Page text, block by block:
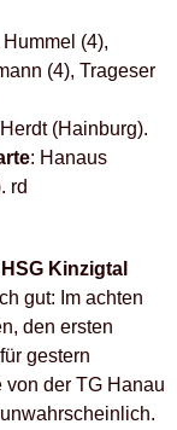
(4),
(4), Trageser
(Hainburg).
: Hanaus
rd
Kinzigtal
gut: Im achten
den ersten
gestern
der TG Hanau